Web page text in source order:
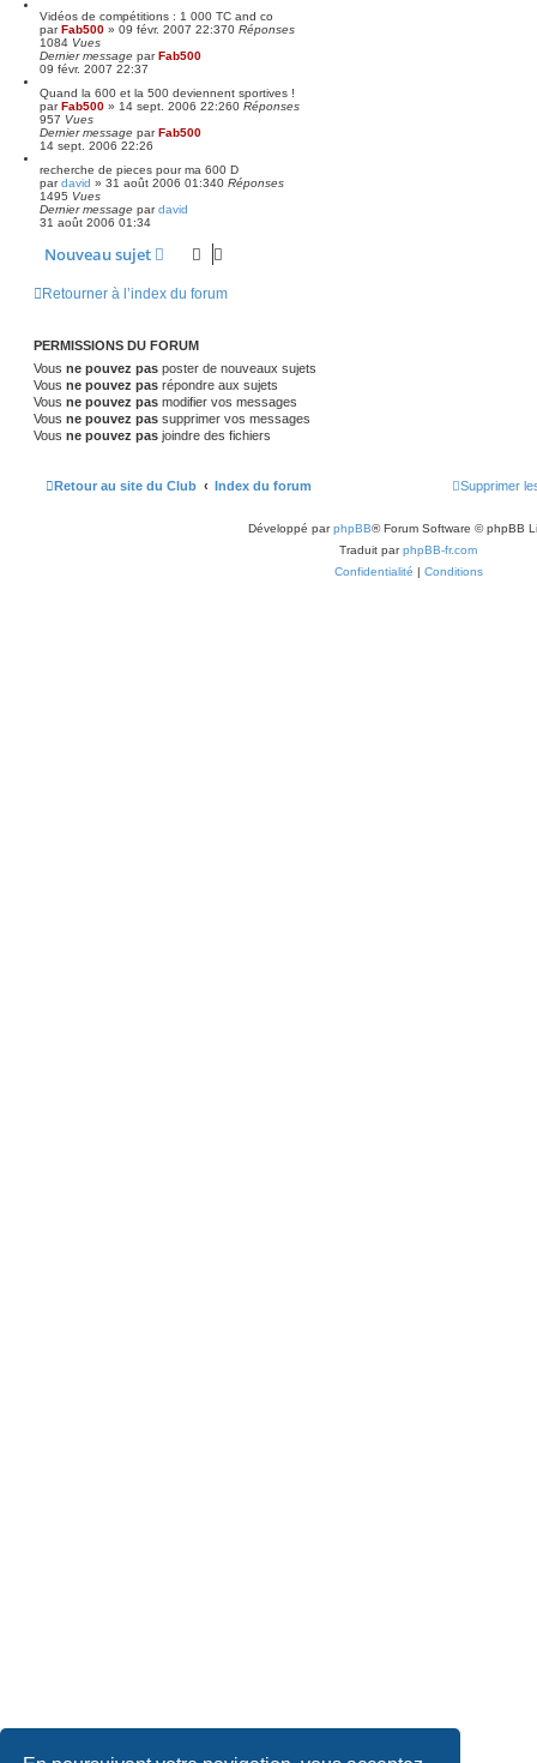
Vidéos de compétitions : 1 000 TC and co
parFab500 » 09 févr. 2007 22:370 Réponses
1084 Vues
Dernier message parFab500
09 févr. 2007 22:37
Quand la 600 et la 500 deviennent sportives !
parFab500 » 14 sept. 2006 22:260 Réponses
957 Vues
Dernier message parFab500
14 sept. 2006 22:26
recherche de pieces pour ma 600 D
pardavid » 31 août 2006 01:340 Réponses
1495 Vues
Dernier message pardavid
31 août 2006 01:34
Nouveau sujet
Retourner à l’index du forum
PERMISSIONS DU FORUM
Vous ne pouvez pas poster de nouveaux sujets
Vous ne pouvez pas répondre aux sujets
Vous ne pouvez pas modifier vos messages
Vous ne pouvez pas supprimer vos messages
Vous ne pouvez pas joindre des fichiers
Retour au site du Club Index du forum Supprimer
Développé parphpBB® Forum Software © phpBB
Traduit parphpBB-fr.com
Confidentialité | Conditions